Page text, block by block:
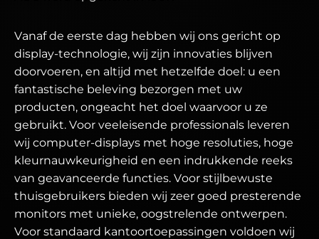
Vanaf de eerste dag hebben wij ons gericht op
display-technologie, wij zijn innovaties blijven
doorvoeren, en altijd met hetzelfde doel: u een
fantastische beleving bezorgen met uw
producten, ongeacht het doel waarvoor u ze
gebruikt. Voor veeleisende professionals leveren
wij computer-displays met hoge resoluties, hoge
kleurnauwkeurigheid en een indrukkende reeks
van geavanceerde functies. Voor stijlbewuste
thuisgebruikers bieden wij zeer goed presterende
monitors met unieke, oogstrelende ontwerpen.
Voor standaard kantoortoepassingen voldoen wij